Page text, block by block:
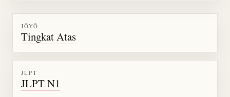
JŌYŌ
Tingkat Atas
JLPT
JLPT N1